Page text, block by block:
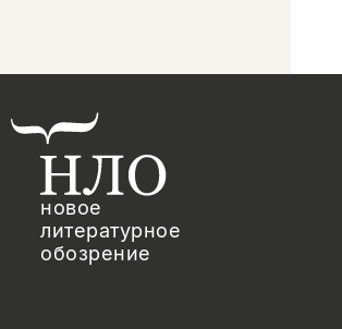
новое
литературное
обозрение